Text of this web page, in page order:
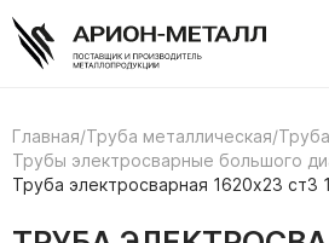
Главная/Труба металлическая/
Трубы электросварные большого
Труба электросварная 1620х23 ст3